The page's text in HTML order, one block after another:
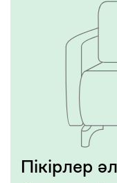
Пікірлер